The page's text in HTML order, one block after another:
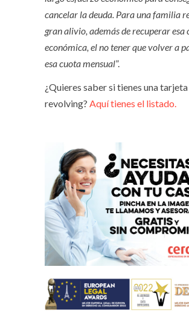
cancelar la deuda. Para una familia
gran alivio, además de recuperar esa
económica, el no tener que volver a
esa cuota mensual”.
¿Quieres saber si tienes una tarjeta
revolving? Aquí tienes el listado.